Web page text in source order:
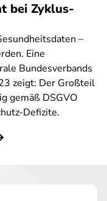
bei Zyklus-
–
Eine
Bundesverbands
zeigt: Der Großteil
gemäß DSGVO
Defizite.